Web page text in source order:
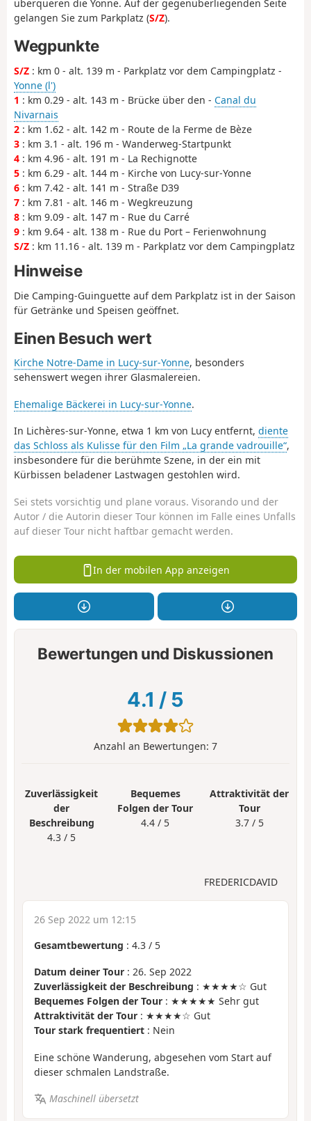
überqueren die Yonne. Auf der gegenüberliegenden Seite
gelangen Sie zum Parkplatz (S/Z).
Wegpunkte
S/Z : km 0 - alt. 139 m - Parkplatz vor dem Campingplatz -
Yonne (l')
1 : km 0.29 - alt. 143 m - Brücke über den - Canal du
Nivarnais
2 : km 1.62 - alt. 142 m - Route de la Ferme de Bèze
3 : km 3.1 - alt. 196 m - Wanderweg-Startpunkt
4 : km 4.96 - alt. 191 m - La Rechignotte
5 : km 6.29 - alt. 144 m - Kirche von Lucy-sur-Yonne
6 : km 7.42 - alt. 141 m - Straße D39
7 : km 7.81 - alt. 146 m - Wegkreuzung
8 : km 9.09 - alt. 147 m - Rue du Carré
9 : km 9.64 - alt. 138 m - Rue du Port – Ferienwohnung
S/Z : km 11.16 - alt. 139 m - Parkplatz vor dem Campingplatz
Hinweise
Die Camping-Guinguette auf dem Parkplatz ist in der Saison
für Getränke und Speisen geöffnet.
Einen Besuch wert
Kirche Notre-Dame in Lucy-sur-Yonne, besonders
sehenswert wegen ihrer Glasmalereien.
Ehemalige Bäckerei in Lucy-sur-Yonne.
In Lichères-sur-Yonne, etwa 1 km von Lucy entfernt, diente
das Schloss als Kulisse für den Film „La grande vadrouille“,
insbesondere für die berühmte Szene, in der ein mit
Kürbissen beladener Lastwagen gestohlen wird.
Sei stets vorsichtig und plane voraus. Visorando und der
Autor / die Autorin dieser Tour können im Falle eines Unfalls
auf dieser Tour nicht haftbar gemacht werden.
In der mobilen App anzeigen
Bewertungen und Diskussionen
4.1 / 5
Anzahl an Bewertungen: 7
Zuverlässigkeit
der
Beschreibung
4.3 / 5
Bequemes
Folgen der Tour
4.4 / 5
Attraktivität der
Tour
3.7 / 5
FREDERICDAVID
26 Sep 2022 um 12:15
Gesamtbewertung : 4.3 / 5
Datum deiner Tour : 26. Sep 2022
Zuverlässigkeit der Beschreibung : ★★★★☆ Gut
Bequemes Folgen der Tour : ★★★★★ Sehr gut
Attraktivität der Tour : ★★★★☆ Gut
Tour stark frequentiert : Nein
Eine schöne Wanderung, abgesehen vom Start auf
dieser schmalen Landstraße.
Maschinell übersetzt